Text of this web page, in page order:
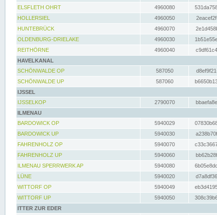
ELSFLETH OHRT
4960080
HOLLERSIEL
4960050
HUNTEBRÜCK
4960070
OLDENBURG-DRIELAKE
4960030
REITHÖRNE
4960040
HAVELKANAL
SCHÖNWALDE OP
587050
SCHÖNWALDE UP
587060
IJSSEL
IJSSELKOP
2790070
ILMENAU
BARDOWICK OP
5940029
BARDOWICK UP
5940030
FAHRENHOLZ OP
5940070
FAHRENHOLZ UP
5940060
ILMENAU SPERRWERK AP
5940080
LÜNE
5940020
WITTORF OP
5940049
WITTORF UP
5940050
ITTER ZUR EDER